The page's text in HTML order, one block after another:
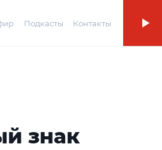
Подкасты Контакты
знак